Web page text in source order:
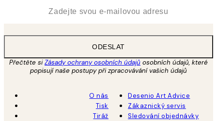
ODESLAT
Přečtěte siZásady ochrany osobních údajů osobních údajů, které
popisují naše postupy při zpracovávání vašich údajů
O nás
Tisk
Tiráž
Desenio Art Advice
Zákaznický servis
Sledování objednávky